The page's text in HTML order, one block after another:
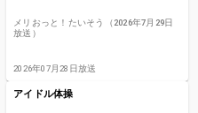
メリおっと！たいそう（2026年7月29日
放送）
2026年07月28日放送
アイドル体操